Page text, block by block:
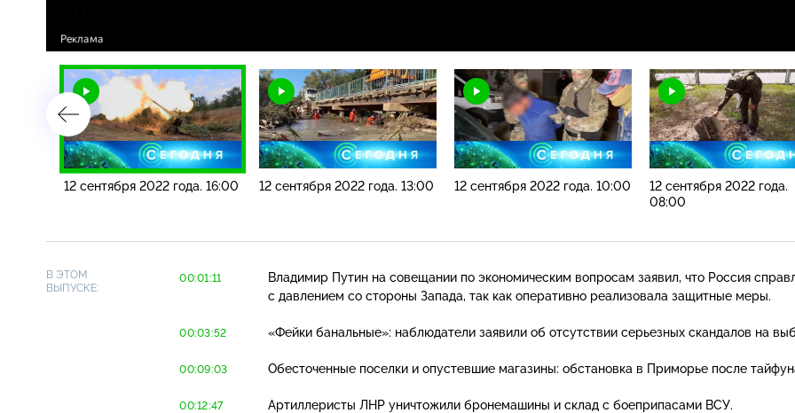
12 сентября 2022 года. 16:00 12 сентября 2022 года. 13:00 12 сентября 2022 года. 10:00
12 сентября 2022 года.
08:00
В ЭТОМ
ВЫПУСКЕ:
00:01:11
Владимир Путин на совещании по экономическим вопросам заявил, что Россия
с давлением со стороны Запада, так как оперативно реализовала защитные меры.
00:03:52 «Фейки банальные»: наблюдатели заявили об отсутствии серьезных скандалов на
00:09:03 Обесточенные поселки и опустевшие магазины: обстановка в Приморье после
00:12:47 Артиллеристы ЛНР уничтожили бронемашины и склад с боеприпасами ВСУ.